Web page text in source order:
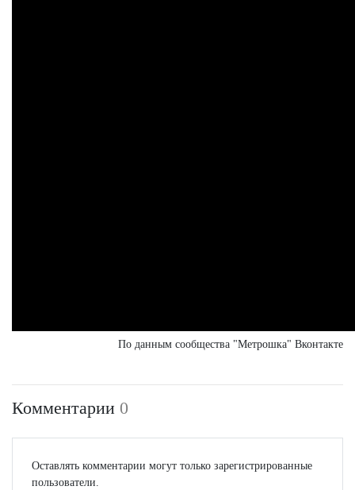
По данным сообщества "Метрошка" Вконтакте
Комментарии 0
Оставлять комментарии могут только зарегистрированные
пользователи.